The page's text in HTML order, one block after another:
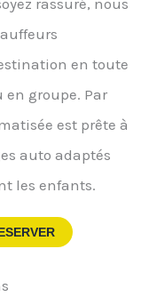
rassuré, nous
en toute
en groupe. Par
est prête à
auto adaptés
les enfants.